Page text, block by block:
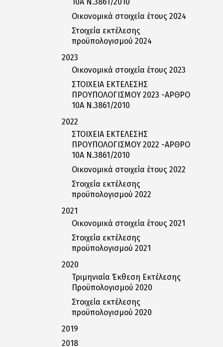
Οικονομικά στοιχεία έτους 2024
Στοιχεία εκτέλεσης
προϋπολογισμού 2024
2023
Οικονομικά στοιχεία έτους 2023
ΣΤΟΙΧΕΙΑ ΕΚΤΕΛΕΣΗΣ
ΠΡΟΥΠΟΛΟΓΙΣΜΟΥ 2023 -ΑΡΘΡΟ
10Α Ν.3861/2010
2022
ΣΤΟΙΧΕΙΑ ΕΚΤΕΛΕΣΗΣ
ΠΡΟΥΠΟΛΟΓΙΣΜΟΥ 2022 -ΑΡΘΡΟ
10Α Ν.3861/2010
Οικονομικά στοιχεία έτους 2022
Στοιχεία εκτέλεσης
προϋπολογισμού 2022
2021
Οικονομικά στοιχεία έτους 2021
Στοιχεία εκτέλεσης
προϋπολογισμού 2021
2020
Τριμηνιαία Έκθεση Εκτέλεσης
Προϋπολογισμού 2020
Στοιχεία εκτέλεσης
προϋπολογισμού 2020
2019
2018